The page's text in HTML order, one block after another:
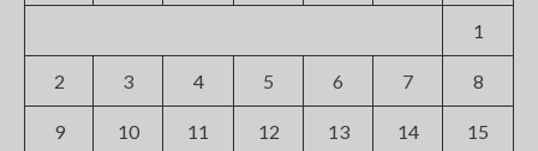
1
2 3 4 5 6 7 8
9 10 11 12 13 14 15